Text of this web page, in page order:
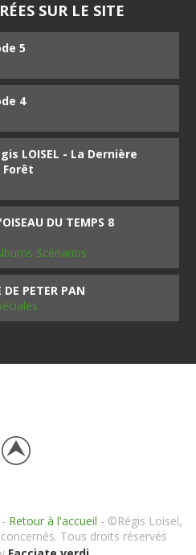
SUR LE SITE
5
4
LOISEL - La Dernière
DU TEMPS 8
Scénarios
PETER PAN
Retour à l'accueil - ©Régis Loisel,
Tous droits réservés